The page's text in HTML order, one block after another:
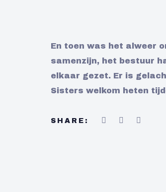
En toen was het alweer
samenzijn, het bestuur
elkaar gezet. Er is
Sisters welkom heten
SHARE: